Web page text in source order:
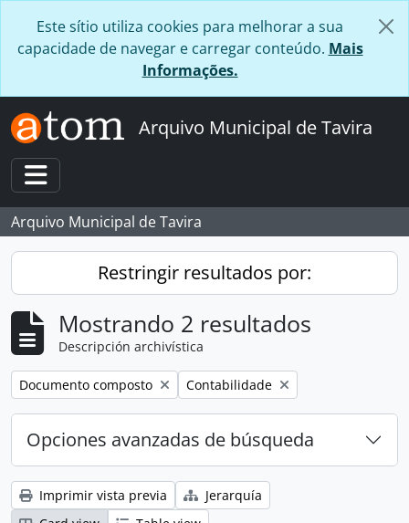
Este sítio utiliza cookies para melhorar a sua
capacidade de navegar e carregar conteúdo. Mais
Informações.
Arquivo Municipal de Tavira
Toggle navigation
Arquivo Municipal de Tavira
Restringir resultados por:
Mostrando 2 resultados
Descripción archivística
Remove filter:
Documento composto Remove filter:
Contabilidade
Opciones avanzadas de búsqueda
Imprimir vista previa
Jerarquía